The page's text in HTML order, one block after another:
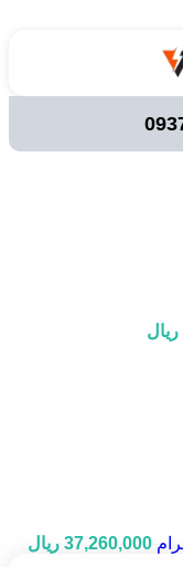
ریال
37,260,000 ریال